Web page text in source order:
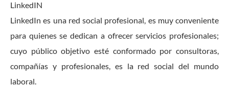
LinkedIN
LinkedIn es una red social profesional, es muy conveniente
para quienes se dedican a ofrecer servicios profesionales;
cuyo público objetivo esté conformado por consultoras,
compañías y profesionales, es la red social del mundo
laboral.